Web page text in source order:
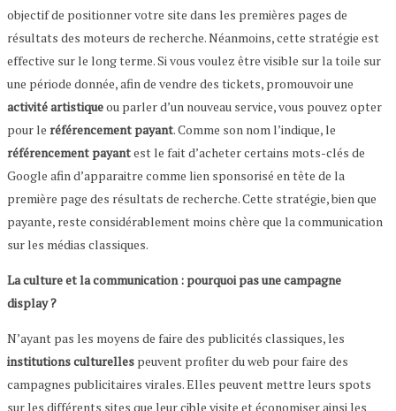
objectif de positionner votre site dans les premières pages de
résultats des moteurs de recherche. Néanmoins, cette stratégie est
effective sur le long terme. Si vous voulez être visible sur la toile sur
une période donnée, afin de vendre des tickets, promouvoir une
activité artistiqueou parler d’un nouveau service, vous pouvez opter
pour le référencement payant. Comme son nom l’indique, le
référencement payantest le fait d’acheter certains mots-clés de
Google afin d’apparaitre comme lien sponsorisé en tête de la
première page des résultats de recherche. Cette stratégie, bien que
payante, reste considérablement moins chère que la communication
sur les médias classiques.
La culture et la communication : pourquoi pas une campagne
display ?
N’ayant pas les moyens de faire des publicités classiques, les
institutions culturelles peuvent profiter du web pour faire des
campagnes publicitaires virales. Elles peuvent mettre leurs spots
sur les différents sites que leur cible visite et économiser ainsi les